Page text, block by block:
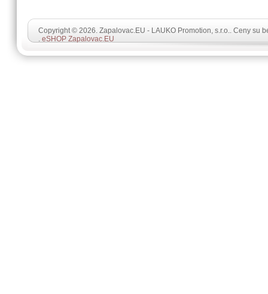
Copyright © 2026. Zapalovac.EU - LAUKO Promotion, s.r.o.. Ceny su
. eSHOP Zapalovac.EU